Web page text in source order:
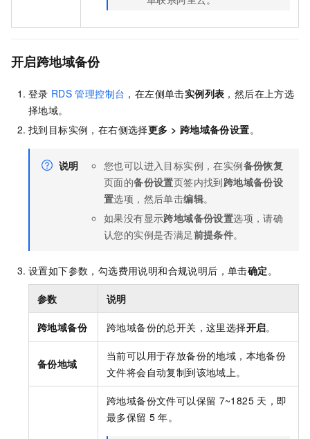
开启跨地域备份
登录 RDS 管理控制台 ，在左侧单击实例列表 ，然后在上方选
择地域。
找到目标实例，在右侧选择更多 > 跨地域备份设置。
说明 您也可以进入目标实例，在实例备份恢复
页面的备份设置页签内找到跨地域备份设
置选项，然后单击编辑。
如果没有显示跨地域备份设置选项，请确
认您的实例是否满足前提条件。
设置如下参数，勾选费用说明和合规说明后，单击确定 。
参数 说明
跨地域备份 跨地域备份的总开关，这里选择开启。
备份地域
当前可以用于存放备份的地域，本地备份
文件将会自动复制到该地域上。
跨地域备份文件可以保留 7~1825 天，即
最多保留 5 年。